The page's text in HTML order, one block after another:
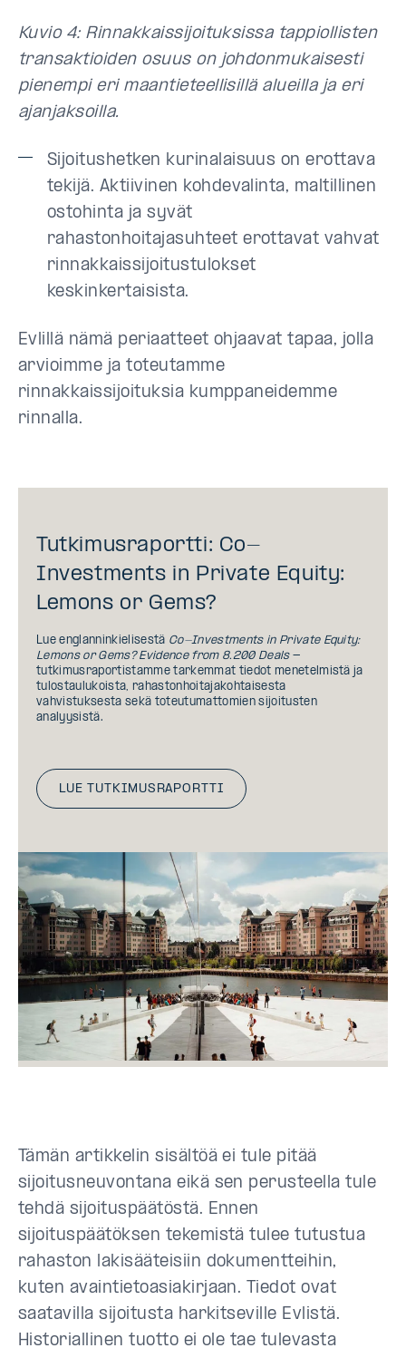
Kuvio 4: Rinnakkaissijoituksissa tappiollisten
transaktioiden osuus on johdonmukaisesti
pienempi eri maantieteellisillä alueilla ja eri
ajanjaksoilla.
Sijoitushetken kurinalaisuus on erottava
tekijä. Aktiivinen kohdevalinta, maltillinen
ostohinta ja syvät
rahastonhoitajasuhteet erottavat vahvat
rinnakkaissijoitustulokset
keskinkertaisista.
Evlillä nämä periaatteet ohjaavat tapaa, jolla
arvioimme ja toteutamme
rinnakkaissijoituksia kumppaneidemme
rinnalla.
Tutkimusraportti: Co-
Investments in Private Equity:
Lemons or Gems?
Lue englanninkielisestä Co-Investments in Private Equity:
Lemons or Gems? Evidence from 8.200 Deals -
tutkimusraportistamme tarkemmat tiedot menetelmistä ja
tulostaulukoista, rahastonhoitajakohtaisesta
vahvistuksesta sekä toteutumattomien sijoitusten
analyysistä.
LUE TUTKIMUSRAPORTTI
Tämän artikkelin sisältöä ei tule pitää
sijoitusneuvontana eikä sen perusteella tule
tehdä sijoituspäätöstä. Ennen
sijoituspäätöksen tekemistä tulee tutustua
rahaston lakisääteisiin dokumentteihin,
kuten avaintietoasiakirjaan. Tiedot ovat
saatavilla sijoitusta harkitseville Evlistä.
Historiallinen tuotto ei ole tae tulevasta